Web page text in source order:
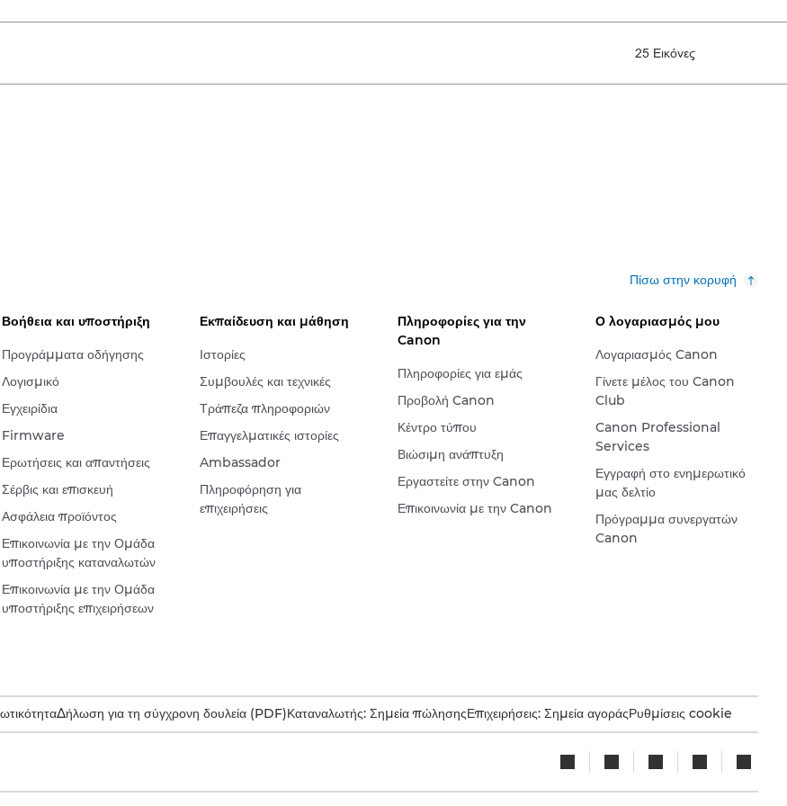
25 Εικόνες
Πίσω στην κορυφή
Βοήθεια και υποστήριξη
Προγράμματα οδήγησης
Λογισμικό
Εγχειρίδια
Firmware
Ερωτήσεις και απαντήσεις
Σέρβις και επισκευή
Ασφάλεια προϊόντος
Επικοινωνία με την Ομάδα
υποστήριξης καταναλωτών
Επικοινωνία με την Ομάδα
υποστήριξης επιχειρήσεων
Εκπαίδευση και μάθηση
Ιστορίες
Συμβουλές και τεχνικές
Τράπεζα πληροφοριών
Επαγγελματικές ιστορίες
Ambassador
Πληροφόρηση για
επιχειρήσεις
Πληροφορίες για την
Canon
Πληροφορίες για εμάς
Προβολή Canon
Κέντρο τύπου
Βιώσιμη ανάπτυξη
Εργαστείτε στην Canon
Επικοινωνία με την Canon
Ο λογαριασμός μου
Λογαριασμός Canon
Γίνετε μέλος του Canon
Club
Canon Professional
Services
Εγγραφή στο ενημερωτικό
μας δελτίο
Πρόγραμμα συνεργατών
Canon
Δήλωση για τη σύγχρονη δουλεία (PDF)Καταναλωτής: Σημεία πώλησηςΕπιχειρήσεις: Σημεία αγοράςΡυθμίσεις cookie